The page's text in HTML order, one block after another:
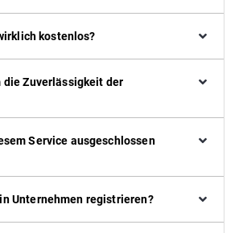
kostenlos?
die Zuverlässigkeit der
Service ausgeschlossen
Unternehmen registrieren?